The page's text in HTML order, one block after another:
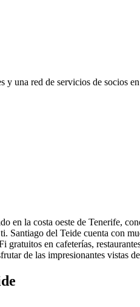
una red de servicios de socios
en la costa oeste de Tenerife,
Santiago del Teide cuenta con
gratuitos en cafeterías,
de las impresionantes vistas